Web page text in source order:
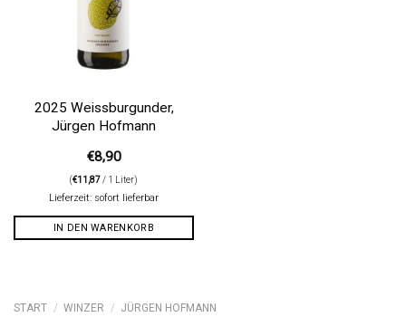
2025 Weissburgunder,
Jürgen Hofmann
€8,90
(€11,87/ 1 Liter)
Lieferzeit: sofort lieferbar
IN DEN WARENKORB
START / WINZER / JÜRGEN HOFMANN